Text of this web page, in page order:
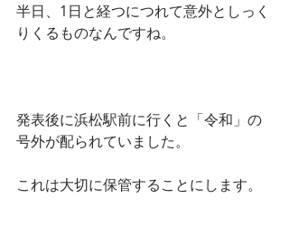
半日、1日と経つにつれて意外としっく
りくるものなんですね。
発表後に浜松駅前に行くと「令和」の
号外が配られていました。
これは大切に保管することにします。